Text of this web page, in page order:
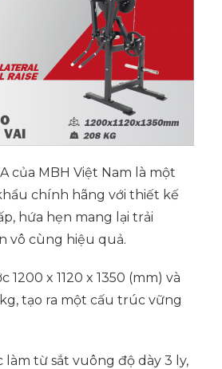
của MBH Việt Nam là một
chính hãng với thiết kế
hứa hẹn mang lại trải
vô cùng hiệu quả.
1200 x 1120 x 1350 (mm) và
tạo ra một cấu trúc vững
làm từ sắt vuông độ dày 3 ly,